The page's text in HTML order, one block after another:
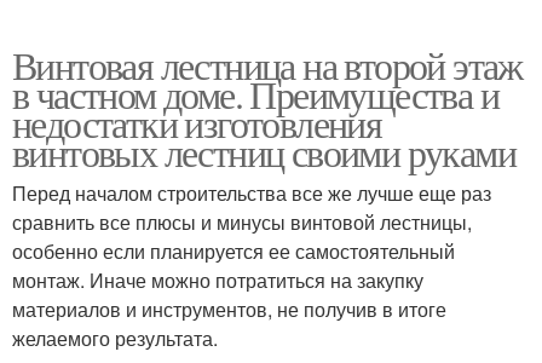
Винтовая лестница на второй этаж
в частном доме. Преимущества и
недостатки изготовления
винтовых лестниц своими руками
Перед началом строительства все же лучше еще раз
сравнить все плюсы и минусы винтовой лестницы,
особенно если планируется ее самостоятельный
монтаж. Иначе можно потратиться на закупку
материалов и инструментов, не получив в итоге
желаемого результата.